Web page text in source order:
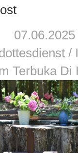
07.06.2025
/
Terbuka Di